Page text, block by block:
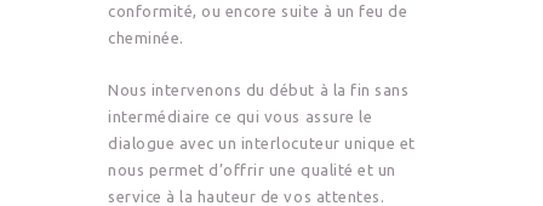
conformité, ou encore suite à un feu de
cheminée.
Nous intervenons du début à la fin sans
intermédiaire ce qui vous assure le
dialogue avec un interlocuteur unique et
nous permet d’offrir une qualité et un
service à la hauteur de vos attentes.